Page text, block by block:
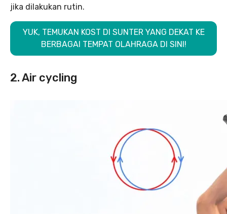
jika dilakukan rutin.
YUK, TEMUKAN KOST DI SUNTER YANG DEKAT KE
BERBAGAI TEMPAT OLAHRAGA DI SINI!
2. Air cycling